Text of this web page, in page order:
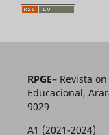
RPGE– Revista
Educacional,
9029
A1 (2021-2024)